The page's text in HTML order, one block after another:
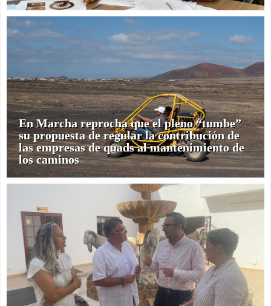
En Marcha reprocha que el pleno “tumbe”
su propuesta de regular la contribución de
las empresas de quads al mantenimiento de
los caminos